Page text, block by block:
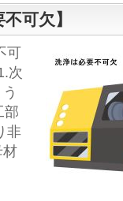
可欠】
可
次
部
非
材